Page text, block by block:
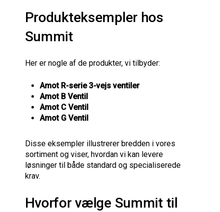
Produkteksempler hos
Summit
Her er nogle af de produkter, vi tilbyder:
Amot R-serie 3-vejs ventiler
Amot B Ventil
Amot C Ventil
Amot G Ventil
Disse eksempler illustrerer bredden i vores
sortiment og viser, hvordan vi kan levere
løsninger til både standard og specialiserede
krav.
Hvorfor vælge Summit til